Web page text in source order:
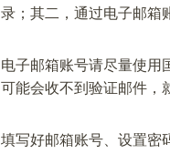
录；其二，通过电子邮箱
电子邮箱账号请尽量使用
可能会收不到验证邮件，
填写好邮箱账号、设置密